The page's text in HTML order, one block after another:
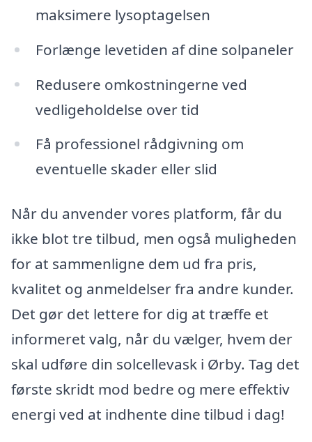
maksimere lysoptagelsen
Forlænge levetiden af dine solpaneler
Redusere omkostningerne ved
vedligeholdelse over tid
Få professionel rådgivning om
eventuelle skader eller slid
Når du anvender vores platform, får du
ikke blot tre tilbud, men også muligheden
for at sammenligne dem ud fra pris,
kvalitet og anmeldelser fra andre kunder.
Det gør det lettere for dig at træffe et
informeret valg, når du vælger, hvem der
skal udføre din solcellevask i Ørby. Tag det
første skridt mod bedre og mere effektiv
energi ved at indhente dine tilbud i dag!